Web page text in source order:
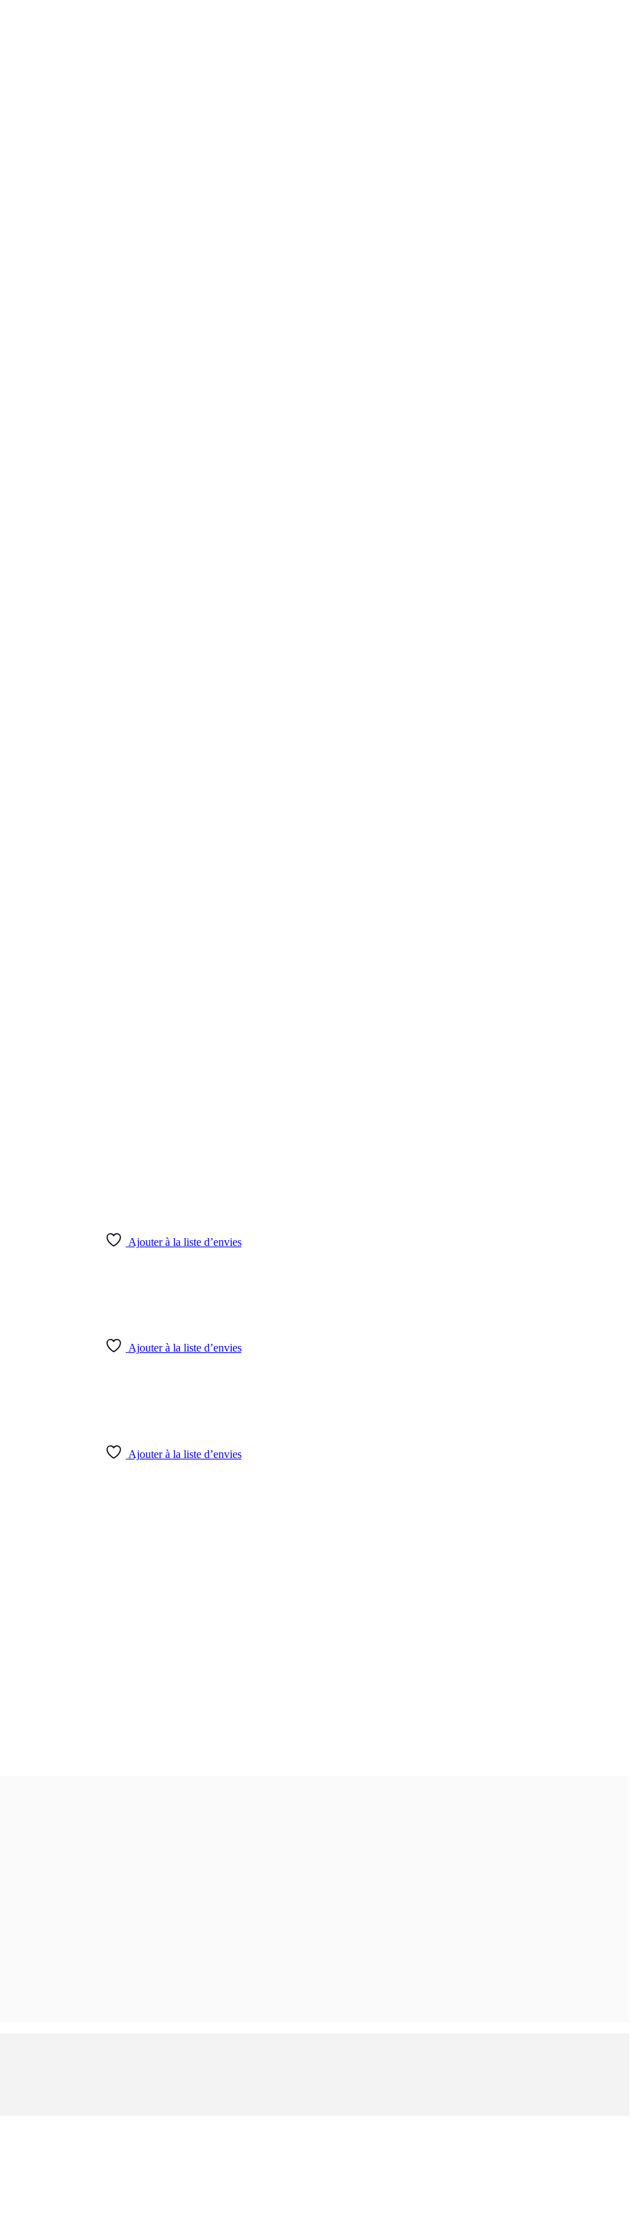
Ajouter à la liste d’envies
Ajouter à la liste d’envies
Ajouter à la liste d’envies